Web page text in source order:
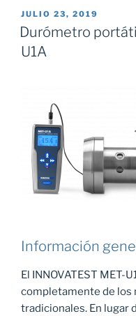
PUBLICADO
EL
JULIO 23, 2019
Durómetro
U1A
Información
El INNOVATEST MET-
completamente de los
tradicionales. En lugar